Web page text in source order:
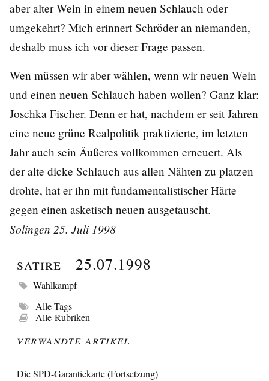
aber alter Wein in einem neuen Schlauch oder
umgekehrt? Mich erinnert Schröder an niemanden,
deshalb muss ich vor dieser Frage passen.
Wen müssen wir aber wählen, wenn wir neuen Wein
und einen neuen Schlauch haben wollen? Ganz klar:
Joschka Fischer. Denn er hat, nachdem er seit Jahren
eine neue grüne Realpolitik praktizierte, im letzten
Jahr auch sein Äußeres vollkommen erneuert. Als
der alte dicke Schlauch aus allen Nähten zu platzen
drohte, hat er ihn mit fundamentalistischer Härte
gegen einen asketisch neuen ausgetauscht. –
Solingen 25. Juli 1998
Satire 25.07.1998
Wahlkampf
Alle Tags
Alle Rubriken
Verwandte Artikel
Die SPD-Garantiekarte (Fortsetzung)